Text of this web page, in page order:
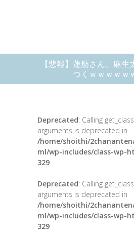
【悲報】蓮舫さん、麻
つくｗｗｗｗｗ
Deprecated: Calling
arguments is deprecated in
/home/shoithi/
ml/wp-includes/class-wp-
329
Deprecated: Calling
arguments is deprecated in
/home/shoithi/
ml/wp-includes/class-wp-
329